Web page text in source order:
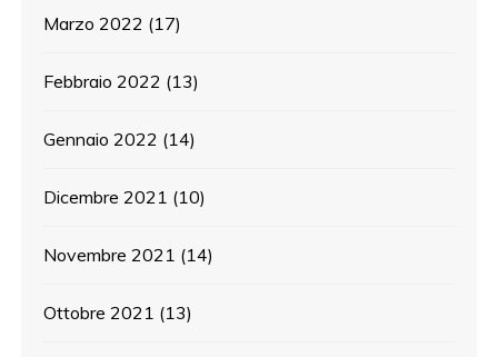
Marzo 2022 (17)
Febbraio 2022 (13)
Gennaio 2022 (14)
Dicembre 2021 (10)
Novembre 2021 (14)
Ottobre 2021 (13)